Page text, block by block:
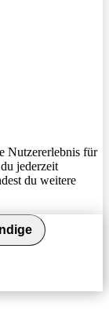
Nutzererlebnis für
jederzeit
du weitere